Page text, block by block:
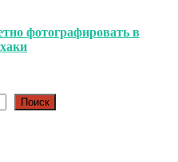
фотографировать в
Поиск